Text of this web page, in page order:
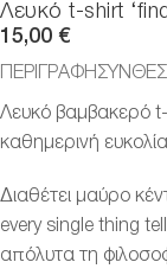
Λευκό t-shirt
15,00 €
ΠΕΡΙΓΡΑΦΗ
Λευκό βαμβακερό t-
καθημερινή
Διαθέτει μαύρο
every single thing
απόλυτα τη